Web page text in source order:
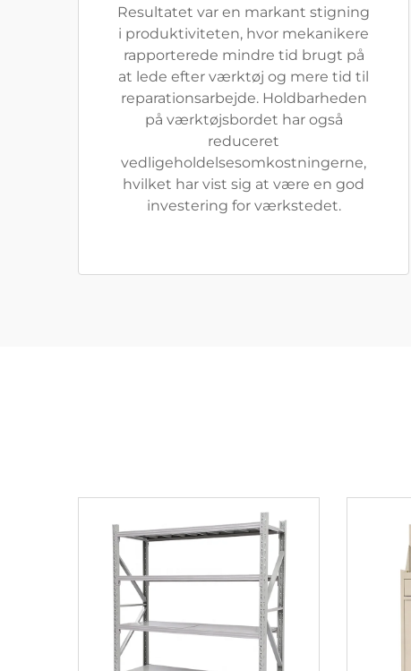
Resultatet var en markant stigning
i produktiviteten, hvor mekanikere
rapporterede mindre tid brugt på
at lede efter værktøj og mere tid til
reparationsarbejde. Holdbarheden
på værktøjsbordet har også
reduceret
vedligeholdelsesomkostningerne,
hvilket har vist sig at være en god
investering for værkstedet.